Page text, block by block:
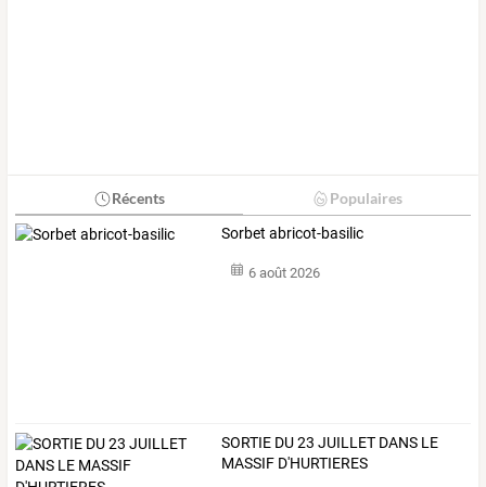
Récents Populaires
Sorbet abricot-basilic
6 août 2026
SORTIE DU 23 JUILLET DANS LE
MASSIF D'HURTIERES